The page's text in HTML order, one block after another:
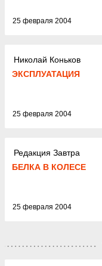
25 февраля 2004
Николай Коньков
ЭКСПЛУАТАЦИЯ
25 февраля 2004
Редакция Завтра
БЕЛКА В КОЛЕСЕ
25 февраля 2004